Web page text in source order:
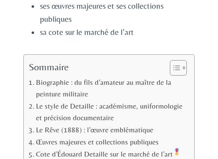
ses œuvres majeures et ses collections
publiques
sa cote sur le marché de l’art
Sommaire
Biographie : du fils d’amateur au maître de la
peinture militaire
Le style de Detaille : académisme, uniformologie
et précision documentaire
Le Rêve (1888) : l’œuvre emblématique
Œuvres majeures et collections publiques
Cote d’Édouard Detaille sur le marché de l’art